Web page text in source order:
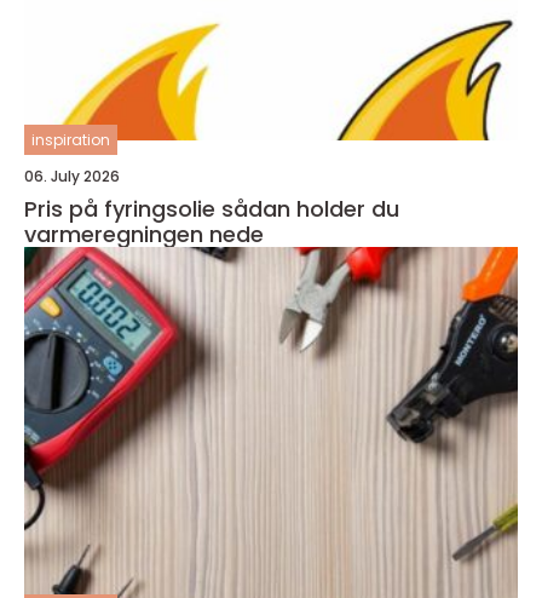
inspiration
06. July 2026
Pris på fyringsolie sådan holder du
varmeregningen nede